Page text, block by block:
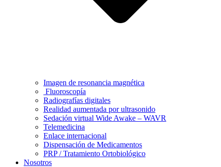
Imagen de resonancia magnética
Fluoroscopía
Radiografías digitales
Realidad aumentada por ultrasonido
Sedación virtual Wide Awake – WAVR
Telemedicina
Enlace internacional
Dispensación de Medicamentos
PRP / Tratamiento Ortobiológico
Nosotros